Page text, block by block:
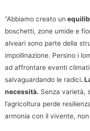
“Abbiamo creato un
boschetti, zone umide e
alveari sono parte della
impollinazione. Persino i
ad affrontare eventi
salvaguardando le radici.
necessità. Senza varietà,
l’agricoltura perde
armonia con il vivente, non